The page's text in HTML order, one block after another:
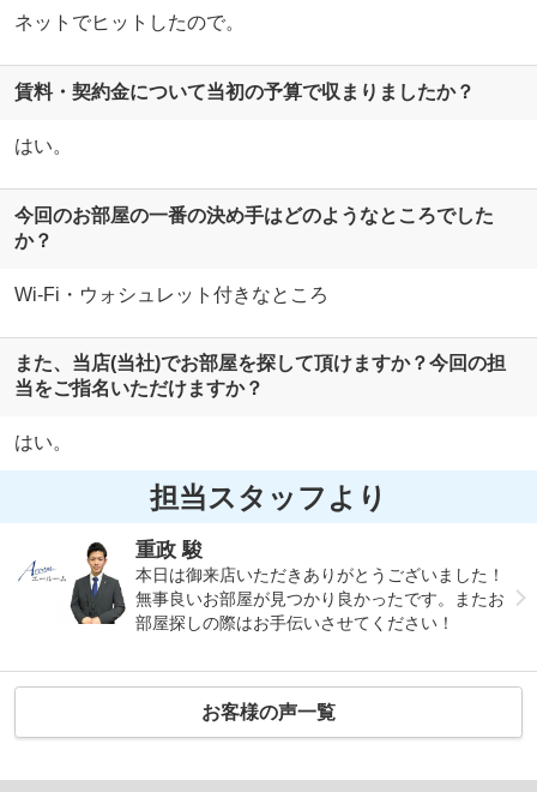
ネットでヒットしたので。
賃料・契約金について当初の予算で収まりましたか？
はい。
今回のお部屋の一番の決め手はどのようなところでした
か？
Wi-Fi・ウォシュレット付きなところ
また、当店(当社)でお部屋を探して頂けますか？今回の担
当をご指名いただけますか？
はい。
担当スタッフより
重政 駿
本日は御来店いただきありがとうございました！
無事良いお部屋が見つかり良かったです。またお
部屋探しの際はお手伝いさせてください！
お客様の声一覧